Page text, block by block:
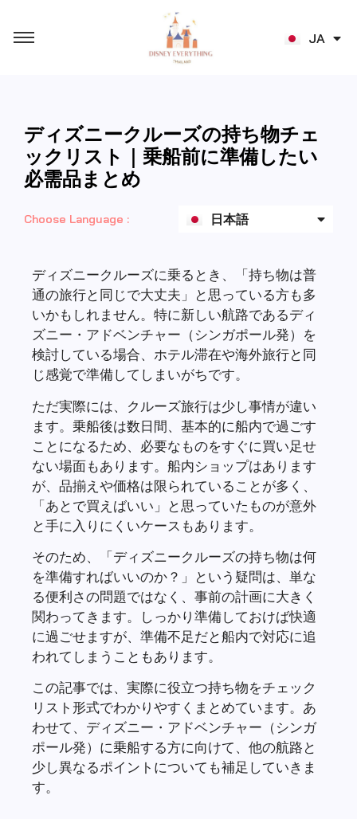
JA
ZH
ディズニークルーズの持ち物チェ
ックリスト｜乗船前に準備したい
必需品まとめ
Choose Language : 日本語
English
中文 (香港)
ディズニークルーズに乗るとき、「持ち物は普
通の旅行と同じで大丈夫」と思っている方も多
いかもしれません。特に新しい航路であるディ
ズニー・アドベンチャー（シンガポール発）を
検討している場合、ホテル滞在や海外旅行と同
じ感覚で準備してしまいがちです。
ただ実際には、クルーズ旅行は少し事情が違い
ます。乗船後は数日間、基本的に船内で過ごす
ことになるため、必要なものをすぐに買い足せ
ない場面もあります。船内ショップはあります
が、品揃えや価格は限られていることが多く、
「あとで買えばいい」と思っていたものが意外
と手に入りにくいケースもあります。
そのため、「ディズニークルーズの持ち物は何
を準備すればいいのか？」という疑問は、単な
る便利さの問題ではなく、事前の計画に大きく
関わってきます。しっかり準備しておけば快適
に過ごせますが、準備不足だと船内で対応に追
われてしまうこともあります。
この記事では、実際に役立つ持ち物をチェック
リスト形式でわかりやすくまとめています。あ
わせて、ディズニー・アドベンチャー（シンガ
ポール発）に乗船する方に向けて、他の航路と
少し異なるポイントについても補足していきま
す。